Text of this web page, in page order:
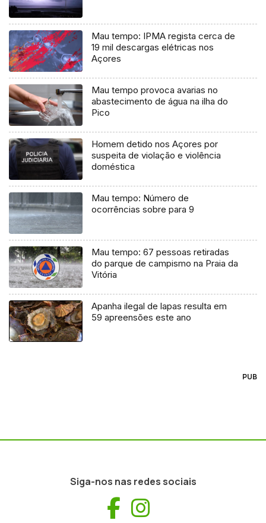
Mau tempo: IPMA regista cerca de
19 mil descargas elétricas nos
Açores
Mau tempo provoca avarias no
abastecimento de água na ilha do
Pico
Homem detido nos Açores por
suspeita de violação e violência
doméstica
Mau tempo: Número de
ocorrências sobre para 9
Mau tempo: 67 pessoas retiradas
do parque de campismo na Praia da
Vitória
Apanha ilegal de lapas resulta em
59 apreensões este ano
PUB
Siga-nos nas redes sociais
Facebook